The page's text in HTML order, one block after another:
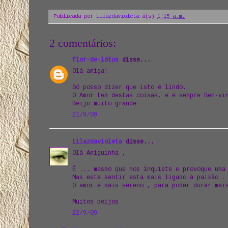
Publicada por Lilazdavioleta à(s) 1:15 a.m.
2 comentários:
flor-de-lótus disse...
Olá amiga!
Só posso dizer que isto é lindo.
O Amor tem destas coisas, e é sempre Bem-
Beijo muito grande
21/9/09
Lilazdavioletadisse...
Olá Amiguinha ,
É ... mesmo que nos inquiete e provoque
Mas este sentir está mais ligado à paixão .
O amor é mais sereno , para poder durar
Muitos beijos
22/9/09